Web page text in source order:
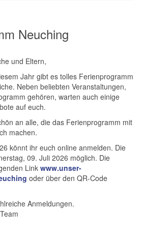
Neuching
und Eltern,
Jahr gibt es tolles Ferienprogramm
Neben beliebten Veranstaltungen,
gehören, warten auch einige
auf euch.
an alle, die das Ferienprogramm mit
machen.
könnt ihr euch online anmelden. Die
09. Juli 2026 möglich. Die
Link www.unser-
oder über den QR-Code
Anmeldungen.